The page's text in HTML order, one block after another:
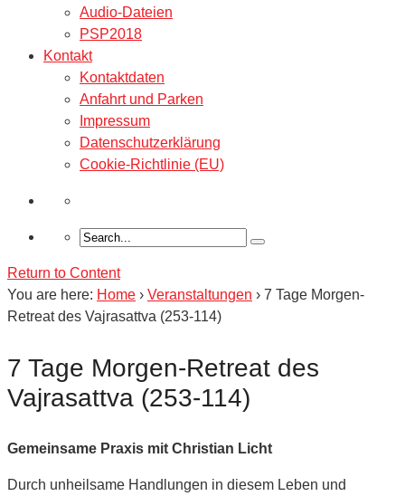
Audio-Dateien
PSP2018
Kontakt
Kontaktdaten
Anfahrt und Parken
Impressum
Datenschutzerklärung
Cookie-Richtlinie (EU)
Return to Content
You are here: Home › Veranstaltungen › 7 Tage Morgen-
Retreat des Vajrasattva (253-114)
7 Tage Morgen-Retreat des
Vajrasattva (253-114)
Gemeinsame Praxis mit Christian Licht
Durch unheilsame Handlungen in diesem Leben und